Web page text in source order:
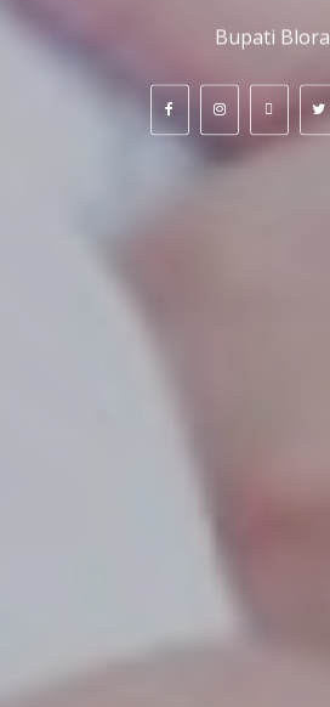
Bupati Blora